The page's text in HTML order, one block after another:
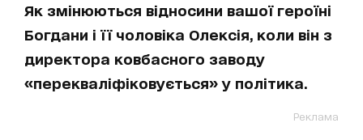
Як змінюються відносини вашої героїні
Богдани і її чоловіка Олексія, коли він з
директора ковбасного заводу
«перекваліфіковується» у політика.
Реклама